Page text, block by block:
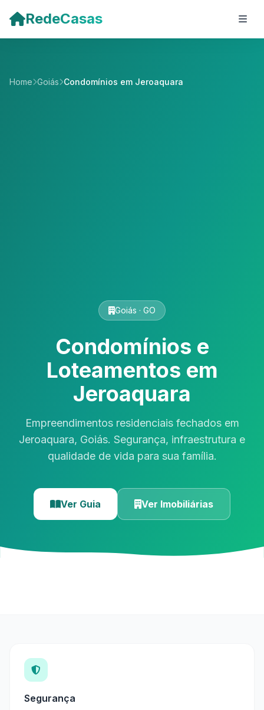
RedeCasas
Home Goiás Condomínios em Jeroaquara
Goiás · GO
Condomínios e
Loteamentos em
Jeroaquara
Empreendimentos residenciais fechados em
Jeroaquara, Goiás. Segurança, infraestrutura e
qualidade de vida para sua família.
Ver Guia Ver Imobiliárias
Segurança